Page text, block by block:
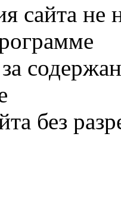
сайта не
без